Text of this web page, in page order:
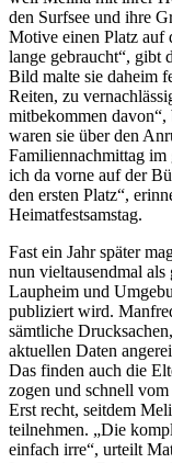
den Surfsee und ihre
Motive einen Platz auf
lange gebraucht“, gibt
Bild malte sie daheim
Reiten, zu
mitbekommen
waren sie über den
Familiennachmittag
ich da vorne auf der
den ersten Platz“,
Heimatfestsamstag.
Fast ein Jahr später
nun vieltausendmal
Laupheim und
publiziert wird.
sämtliche
aktuellen Daten
Das finden auch die
zogen und schnell
Erst recht, seitdem
teilnehmen. „Die
einfach irre“, urteilt